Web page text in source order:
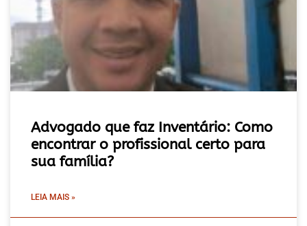
Advogado que faz Inventário: Como
encontrar o profissional certo para
sua família?
LEIA MAIS »